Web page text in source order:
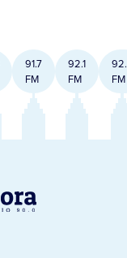
91.7
FM
92.1
FM
FM